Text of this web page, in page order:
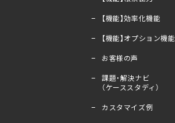
【機能】効率化機能
【機能】オプション機能
お客様の声
課題・解決ナビ
（ケーススタディ）
カスタマイズ例